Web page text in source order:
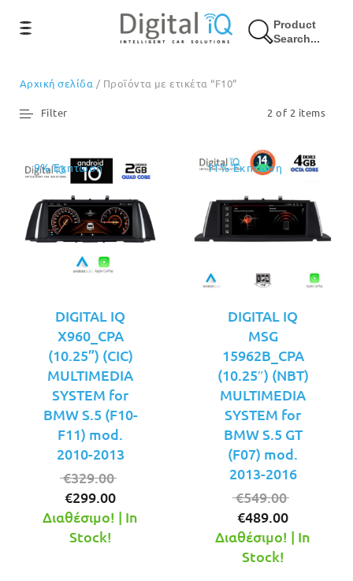
Product
Search...
Αρχική σελίδα / Προϊόντα με ετικέτα “F10”
2 of 2 items
Filter
9% Έκπτωση
DIGITAL IQ
X960_CPA
(10.25”) (CIC)
MULTIMEDIA
SYSTEM for
BMW S.5 (F10-
F11) mod.
2010-2013
€329.00
was:
€299.00
τρέχουσα
Διαθέσιμο! | In
Stock!
11% Έκπτωση
DIGITAL IQ
MSG
15962B_CPA
(10.25″) (NBT)
MULTIMEDIA
SYSTEM for
BMW S.5 GT
(F07) mod.
2013-2016
€549.00
was:
€489.00
τρέχουσα
Διαθέσιμο! | In
Stock!